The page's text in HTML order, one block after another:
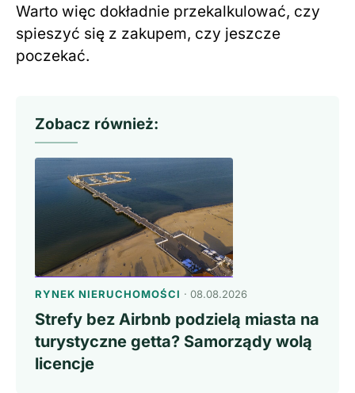
Warto więc dokładnie przekalkulować, czy
spieszyć się z zakupem, czy jeszcze
poczekać.
Zobacz również:
RYNEK NIERUCHOMOŚCI · 08.08.2026
Strefy bez Airbnb podzielą miasta na
turystyczne getta? Samorządy wolą
licencje